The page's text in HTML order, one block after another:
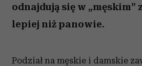
odnajdują się w „męskim”
lepiej niż panowie.
Podział na męskie i damskie